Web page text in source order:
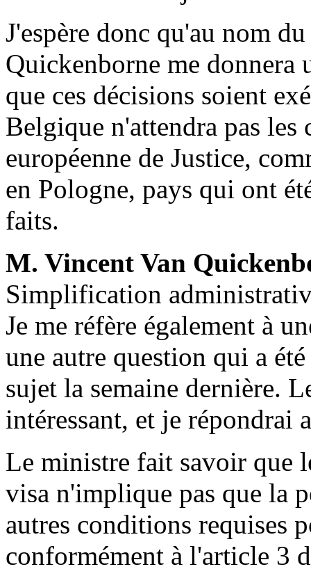
J'espère donc qu'au nom
Quickenborne me donnera
que ces décisions soient
Belgique n'attendra pas
européenne de Justice,
en Pologne, pays qui ont
faits.
M. Vincent Van
Simplification
Je me réfère également à
une autre question qui a
sujet la semaine dernière.
intéressant, et je répondrai
Le ministre fait savoir que
visa n'implique pas que la
autres conditions requises
conformément à l'article 3